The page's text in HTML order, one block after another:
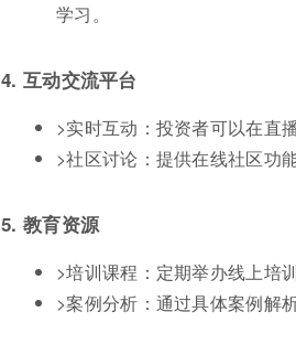
学习。
4. 互动交流平台
>实时互动：投资者可以在直
>社区讨论：提供在线社区功
5. 教育资源
>培训课程：定期举办线上培
>案例分析：通过具体案例解